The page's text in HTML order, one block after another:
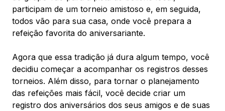
participam de um torneio amistoso e, em seguida,
todos vão para sua casa, onde você prepara a
refeição favorita do aniversariante.
Agora que essa tradição já dura algum tempo, você
decidiu começar a acompanhar os registros desses
torneios. Além disso, para tornar o planejamento
das refeições mais fácil, você decide criar um
registro dos aniversários dos seus amigos e de suas